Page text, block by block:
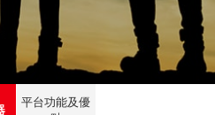
平台功能及優